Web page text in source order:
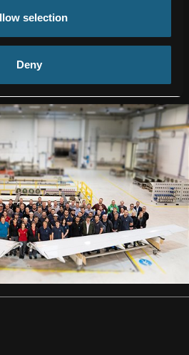
selection
Deny
speziell geschulten Experten
einbringen.